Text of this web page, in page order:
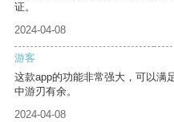
证。
2024-04-08
游客
这款app的功能非常强大，可以满
中游刃有余。
2024-04-08